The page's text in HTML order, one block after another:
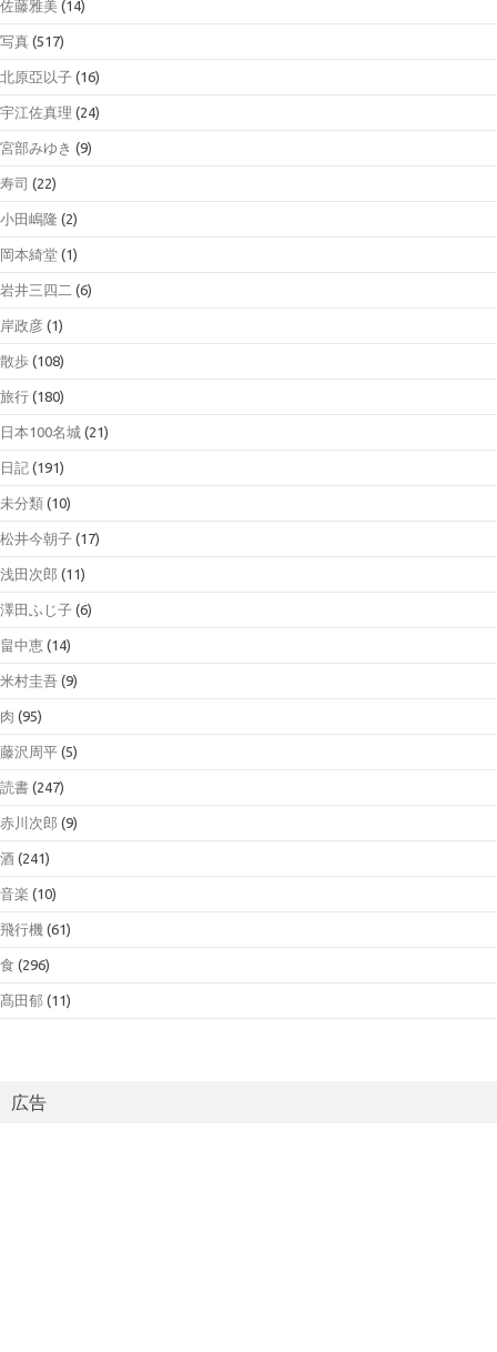
佐藤雅美 (14)
写真 (517)
北原亞以子 (16)
宇江佐真理 (24)
宮部みゆき (9)
寿司 (22)
小田嶋隆 (2)
岡本綺堂 (1)
岩井三四二 (6)
岸政彦 (1)
散歩 (108)
旅行 (180)
日本100名城 (21)
日記 (191)
未分類 (10)
松井今朝子 (17)
浅田次郎 (11)
澤田ふじ子 (6)
畠中恵 (14)
米村圭吾 (9)
肉 (95)
藤沢周平 (5)
読書 (247)
赤川次郎 (9)
酒 (241)
音楽 (10)
飛行機 (61)
食 (296)
髙田郁 (11)
広告